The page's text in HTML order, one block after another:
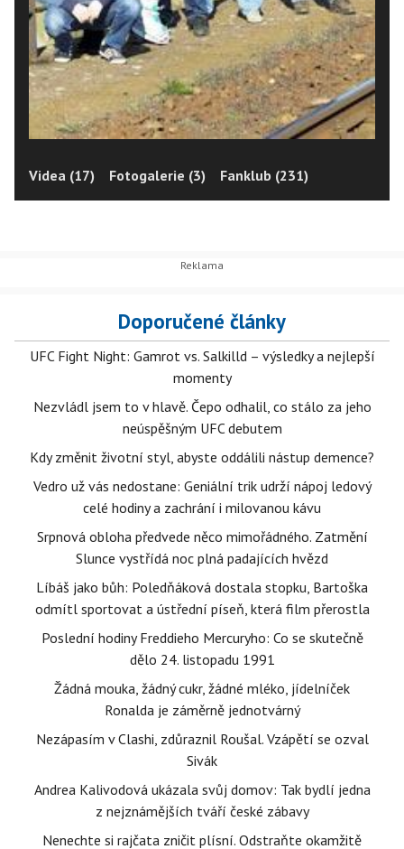
Videa (17) Fotogalerie (3) Fanklub (231)
Doporučené články
UFC Fight Night: Gamrot vs. Salkilld – výsledky a nejlepší
momenty
Nezvládl jsem to v hlavě. Čepo odhalil, co stálo za jeho
neúspěšným UFC debutem
Kdy změnit životní styl, abyste oddálili nástup demence?
Vedro už vás nedostane: Geniální trik udrží nápoj ledový
celé hodiny a zachrání i milovanou kávu
Srpnová obloha předvede něco mimořádného. Zatmění
Slunce vystřídá noc plná padajících hvězd
Líbáš jako bůh: Poledňáková dostala stopku, Bartoška
odmítl sportovat a ústřední píseň, která film přerostla
Poslední hodiny Freddieho Mercuryho: Co se skutečně
dělo 24. listopadu 1991
Žádná mouka, žádný cukr, žádné mléko, jídelníček
Ronalda je záměrně jednotvárný
Nezápasím v Clashi, zdůraznil Roušal. Vzápětí se ozval
Sivák
Andrea Kalivodová ukázala svůj domov: Tak bydlí jedna
z nejznámějších tváří české zábavy
Nenechte si rajčata zničit plísní. Odstraňte okamžitě